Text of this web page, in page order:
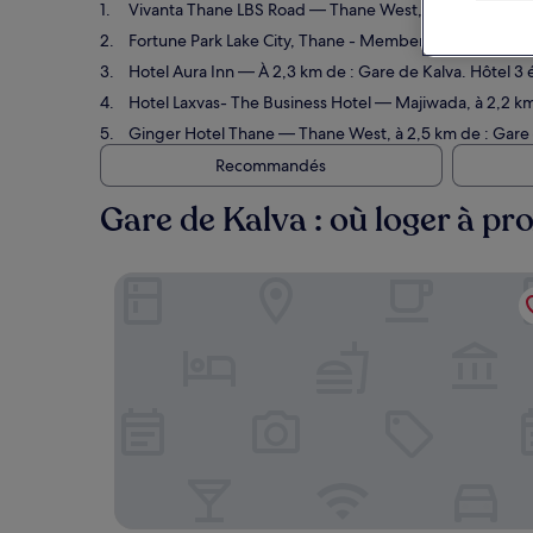
Vivanta Thane LBS Road — Thane West, à 2,6 km de :
Fortune Park Lake City, Thane - Member ITC Hotels'
Hotel Aura Inn— À 2,3 km de : Gare de Kalva. Hôtel 3
Hotel Laxvas- The Business Hotel— Majiwada, à 2,2
Ginger Hotel Thane— Thane West, à 2,5 km de :
Recommandés
Gare de Kalva : où loger à